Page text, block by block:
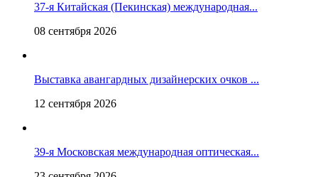
37-я Китайская (Пекинская) международная...
08 сентября 2026
Выставка авангардных дизайнерских очков ...
12 сентября 2026
39-я Московская международная оптическая...